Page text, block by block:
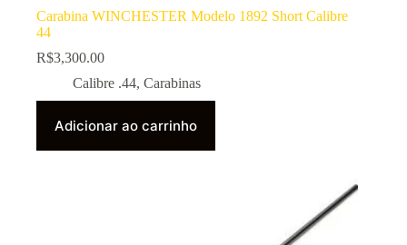
Carabina WINCHESTER Modelo 1892 Short Calibre
44
R$3,300.00
Calibre .44, Carabinas
Adicionar ao carrinho